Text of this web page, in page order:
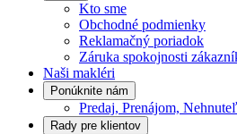
Kto sme
Obchodné podmienky
Reklamačný poriadok
Záruka spokojnosti
Naši makléri
Ponúknite nám
Predaj, Prenájom,
Rady pre klientov